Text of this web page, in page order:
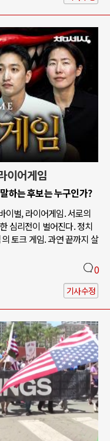
이어게임
하는 후보는 누구인가?
이벌, 라이어게임. 서로의
심리전이 벌어진다. 정치
토크 게임. 과연 끝까지 살
0
기사수정